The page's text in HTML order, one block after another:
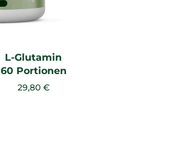
L-Glutamin
60 Portionen
29,80 €